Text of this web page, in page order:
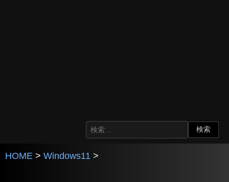
HOME > Windows11 >